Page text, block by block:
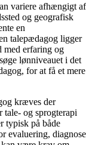
variere afhængigt af
og geografisk
en
talepædagog ligger
med erfaring og
lønniveauet i det
for at få et mere
kræves der
tale- og sprogterapi
typisk på både
evaluering, diagnose